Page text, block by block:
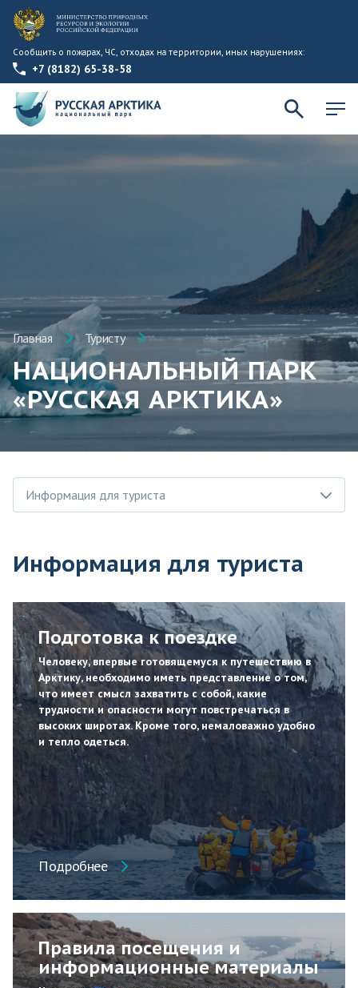
Сообщить о пожарах, ЧС, отходах на территории, иных нарушениях:
+7 (8182) 65-38-58
Главная Туристу
НАЦИОНАЛЬНЫЙ ПАРК
«РУССКАЯ АРКТИКА»
Информация для туриста
Информация для туриста
Подготовка к поездке
Человеку, впервые готовящемуся к путешествию в
Арктику, необходимо иметь представление о том,
что имеет смысл захватить с собой, какие
трудности и опасности могут повстречаться в
высоких широтах. Кроме того, немаловажно удобно
и тепло одеться.
Подробнее
Правила посещения и
информационные материалы